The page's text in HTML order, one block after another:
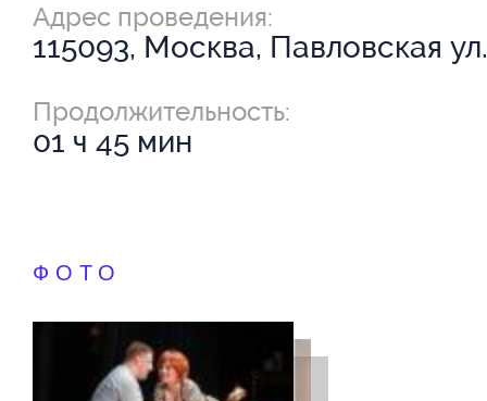
Адрес проведения:
115093, Москва, Павловская
Продолжительность:
01 ч 45 мин
ФОТО